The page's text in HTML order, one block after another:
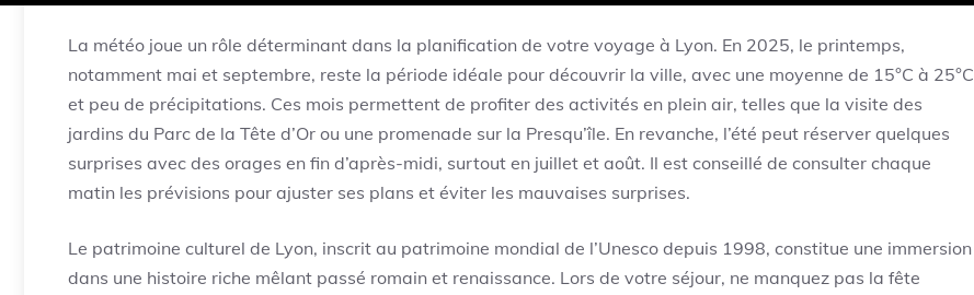
La météo joue un rôle déterminant dans la planification de votre voyage à Lyon. En 2025, le printemps,
notamment mai et septembre, reste la période idéale pour découvrir la ville, avec une moyenne de 15°C à 25°C
et peu de précipitations. Ces mois permettent de profiter des activités en plein air, telles que la visite des
jardins du Parc de la Tête d’Or ou une promenade sur la Presqu’île. En revanche, l’été peut réserver quelques
surprises avec des orages en fin d’après-midi, surtout en juillet et août. Il est conseillé de consulter chaque
matin les prévisions pour ajuster ses plans et éviter les mauvaises surprises.
Le patrimoine culturel de Lyon, inscrit au patrimoine mondial de l’Unesco depuis 1998, constitue une immersion
dans une histoire riche mêlant passé romain et renaissance. Lors de votre séjour, ne manquez pas la fête